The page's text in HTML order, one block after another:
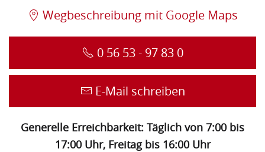
Wegbeschreibung mit Google Maps
0 56 53 - 97 83 0
E-Mail schreiben
Generelle Erreichbarkeit: Täglich von 7:00 bis
17:00 Uhr, Freitag bis 16:00 Uhr